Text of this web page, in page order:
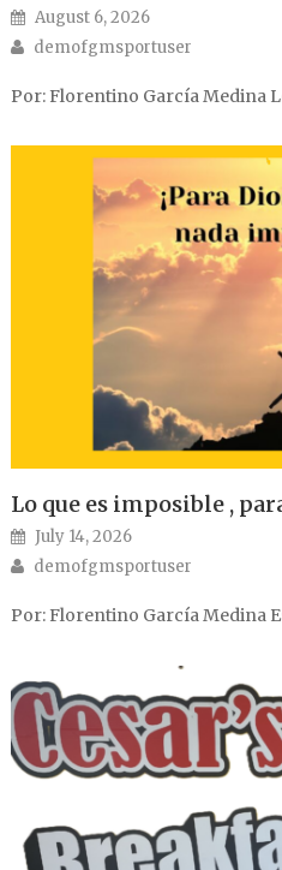
Posted on
August 6, 2026
Author
demofgmsportuser
Por: Florentino García Medina
Lo que es imposible ,
Posted on
July 14, 2026
Author
demofgmsportuser
Por: Florentino García Medina